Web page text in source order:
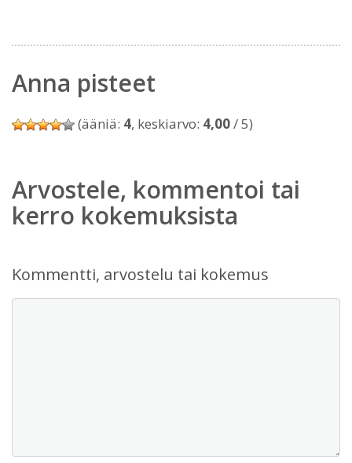
Anna pisteet
(ääniä: 4, keskiarvo: 4,00/ 5)
Arvostele, kommentoi tai
kerro kokemuksista
Kommentti, arvostelu tai kokemus